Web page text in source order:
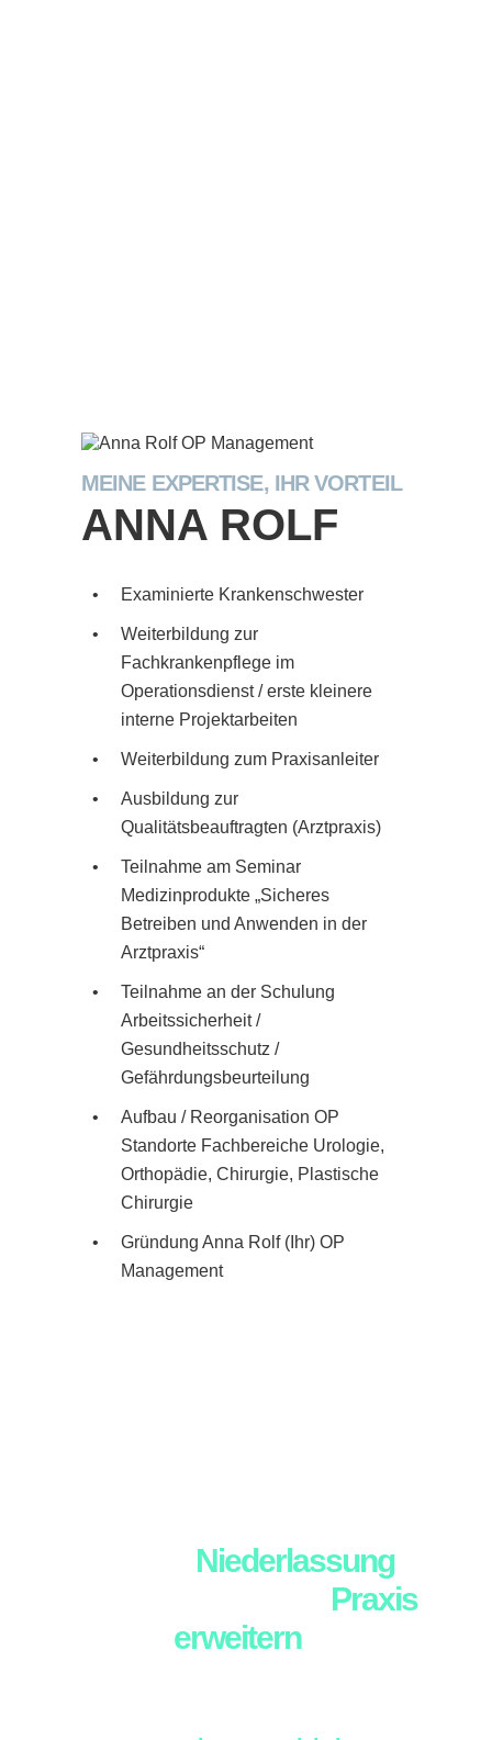
MEINE EXPERTISE, IHR VORTEIL
ANNA ROLF
• Examinierte Krankenschwester
•
Weiterbildung zur
Fachkrankenpflege im
Operationsdienst / erste kleinere
interne Projektarbeiten
• Weiterbildung zum Praxisanleiter
•
Ausbildung zur
Qualitätsbeauftragten (Arztpraxis)
•
Teilnahme am Seminar
Medizinprodukte „Sicheres
Betreiben und Anwenden in der
Arztpraxis“
•
Teilnahme an der Schulung
Arbeitssicherheit /
Gesundheitsschutz /
Gefährdungsbeurteilung
•
Aufbau / Reorganisation OP
Standorte Fachbereiche Urologie,
Orthopädie, Chirurgie, Plastische
Chirurgie
•
Gründung Anna Rolf (Ihr) OP
Management
Niederlassung
Praxis
erweitern?